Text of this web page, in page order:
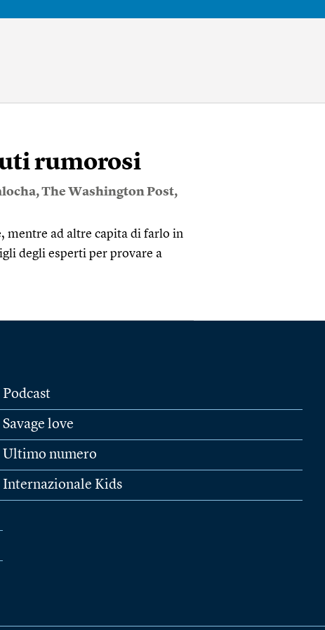
rumorosi
,The Washington Post,
mentre ad altre capita di farlo in
degli esperti per provare a
Podcast
Savage love
Ultimo numero
Internazionale Kids